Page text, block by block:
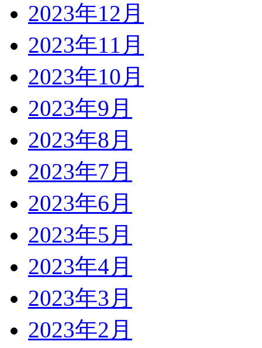
2023年12月
2023年11月
2023年10月
2023年9月
2023年8月
2023年7月
2023年6月
2023年5月
2023年4月
2023年3月
2023年2月